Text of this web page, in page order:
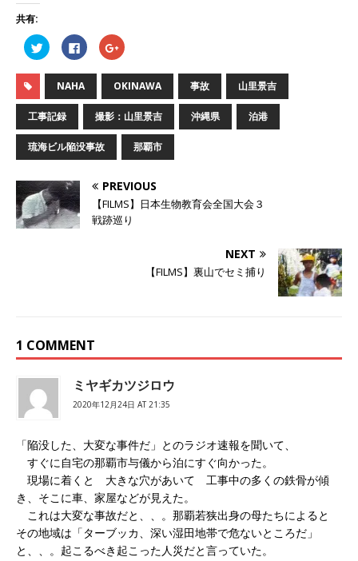
共有:
ク
リ
ク
T
w
i
t
t
e
r
共
有
(
新
し
い
F
a
e
b
o
o
共
有
す
る
ン
ド
ウ
開
き
ま
す
ク
リ
ク
し
て
G
o
o
g
+
有
(
新
し
い
NAHA OKINAWA 事故 山里景吉
工事記録 撮影：山里景吉 沖縄県 泊港
琉海ビル陥没事故 那覇市
PREVIOUS
【FILMS】日本生物教育会全国大会３
戦跡巡り
NEXT
【FILMS】裏山でセミ捕り
1 COMMENT
ミヤギカツジロウ
2020年12月24日 AT 21:35
「陥没した、大変な事件だ」とのラジオ速報を聞いて、
すぐに自宅の那覇市与儀から泊にすぐ向かった。
現場に着くと 大きな穴があいて 工事中の多くの鉄骨が傾
き、そこに車、家屋などが見えた。
これは大変な事故だと、、。那覇若狭出身の母たちによると
その地域は「ターブッカ、深い湿田地帯で危ないところだ」
と、、。起こるべき起こった人災だと言っていた。